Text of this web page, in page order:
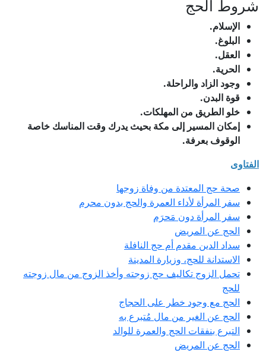
شروط الحج
الإسلام.
البلوغ.
العقل.
الحرية.
وجود الزاد والراحلة.
قوة البدن.
خلو الطريق من المهلكات.
إمكان المسير إلى مكة بحيث يدرك وقت المناسك خاصة
الوقوف بعرفة.
الفتاوى
صحة حج المعتدة من وفاة زوجها
سفر المرأة لأداء العمرة والحج بدون محرم
سفر المرأة دون مَحرَم
الحج عن المريض
سداد الدين مقدم أم حج النافلة
الاستدانة للحج، وزيارة المدينة
تحمل الزوج تكاليف حج زوجته وأخذ الزوج من مال زوجته
للحج
الحج مع وجود خطر على الحجاج
الحج عن الغير من مال مُتبرع به
التبرع بنفقات الحج والعمرة للوالد
الحج عن المريض